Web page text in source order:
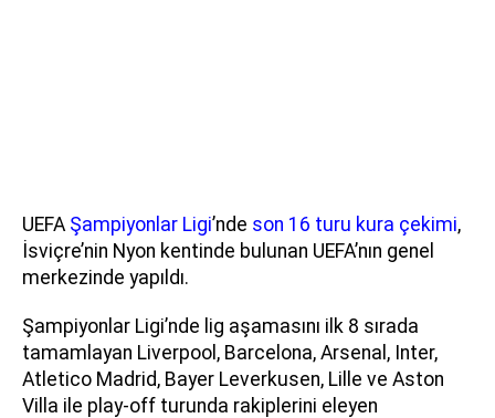
UEFA Şampiyonlar Ligi’nde son 16 turu kura çekimi,
İsviçre’nin Nyon kentinde bulunan UEFA’nın genel
merkezinde yapıldı.
Şampiyonlar Ligi’nde lig aşamasını ilk 8 sırada
tamamlayan Liverpool, Barcelona, Arsenal, Inter,
Atletico Madrid, Bayer Leverkusen, Lille ve Aston
Villa ile play-off turunda rakiplerini eleyen